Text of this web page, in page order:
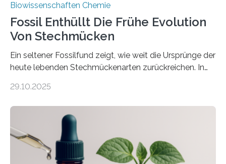
Biowissenschaften Chemie
Fossil Enthüllt Die Frühe Evolution
Von Stechmücken
Ein seltener Fossilfund zeigt, wie weit die Ursprünge der
heute lebenden Stechmückenarten zurückreichen. In
Forschende die bisher älteste bekannte Stechmücken-
Region Kachin in Myanmar und hat sich in
ausgezeichnetem Zustand erhalten. Es konnte als neue
Art einer neuen Gattung beschrieben werden und trägt
nun den Namen Cretosabethes primaevus. Dieser erste
29.10.2025